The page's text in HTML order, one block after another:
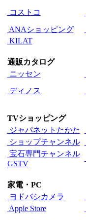
コストコ
ANAショッピング
KILAT
通販カタログ
ニッセン
ディノス
TVショッピング
ジャパネットたかた
ショップチャンネル
宝石専門チャンネル
GSTV
家電・PC
ヨドバシカメラ
Apple Store